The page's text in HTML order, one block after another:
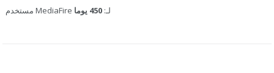
مستخدم MediaFire لـ:450 يوما